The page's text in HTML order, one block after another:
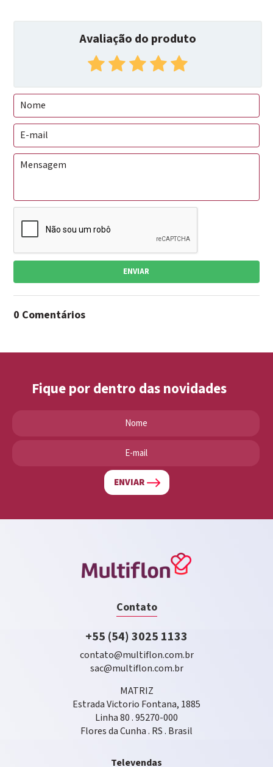
Avaliação do produto
ENVIAR
0 Comentários
Fique por dentro das novidades
ENVIAR
Contato
+55 (54) 3025 1133
contato@multiflon.com.br
sac@multiflon.com.br
MATRIZ
Estrada Victorio Fontana, 1885
Linha 80 . 95270-000
Flores da Cunha . RS . Brasil
Televendas